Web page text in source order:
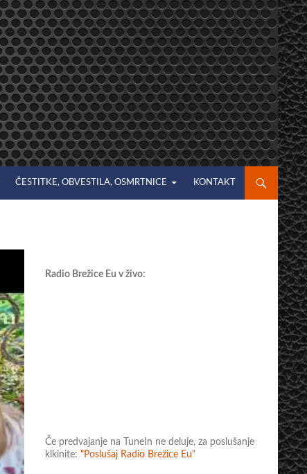
ČESTITKE, OBVESTILA, OSMRTNICE KONTAKT
Radio Brežice Eu v živo:
Če predvajanje na TuneIn ne deluje, za poslušanje
klkinite: "Poslušaj Radio Brežice Eu"